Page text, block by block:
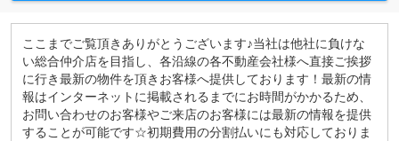
ここまでご覧頂きありがとうございます♪当社は他社に負けな
い総合仲介店を目指し、各沿線の各不動産会社様へ直接ご挨拶
に行き最新の物件を頂きお客様へ提供しております！最新の情
報はインターネットに掲載されるまでにお時間がかかるため、
お問い合わせのお客様やご来店のお客様には最新の情報を提供
することが可能です☆初期費用の分割払いにも対応しておりま